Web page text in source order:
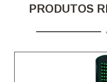
PRODUTOS